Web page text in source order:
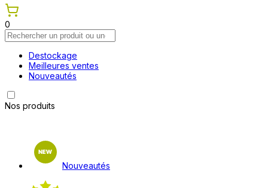
0
Destockage
Meilleures ventes
Nouveautés
Nos produits
Nouveautés